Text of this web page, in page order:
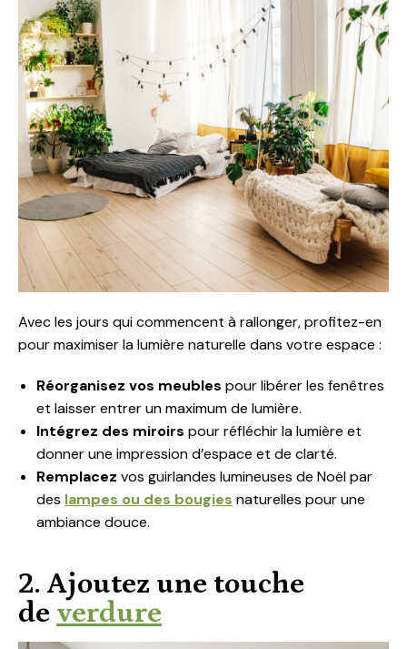
Avec les jours qui commencent à rallonger, profitez-en
pour maximiser la lumière naturelle dans votre espace :
Réorganisez vos meubles pour libérer les fenêtres
et laisser entrer un maximum de lumière.
Intégrez des miroirs pour réfléchir la lumière et
donner une impression d’espace et de clarté.
Remplacez vos guirlandes lumineuses de Noël par
des lampes ou des bougies naturelles pour une
ambiance douce.
2. Ajoutez une touche
de verdure